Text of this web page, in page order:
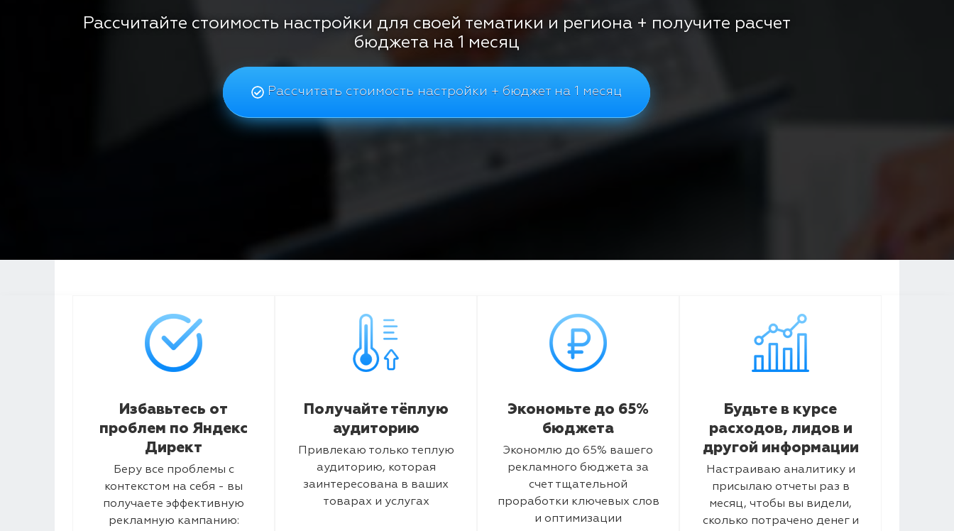
Рассчитайте стоимость настройки для своей тематики и региона + получите расчет
бюджета на 1 месяц
Рассчитать стоимость настройки + бюджет на 1 месяц
Избавьтесь от
проблем по Яндекс
Директ
Беру все проблемы с
контекстом на себя - вы
получаете эффективную
рекламную кампанию:
Получайте тёплую
аудиторию
Привлекаю только теплую
аудиторию, которая
заинтересована в ваших
товарах и услугах
Экономьте до 65%
бюджета
Экономлю до 65% вашего
рекламного бюджета за
счет тщательной
проработки ключевых слов
и оптимизации
Будьте в курсе
расходов, лидов и
другой информации
Настраиваю аналитику и
присылаю отчеты раз в
месяц, чтобы вы видели,
сколько потрачено денег и